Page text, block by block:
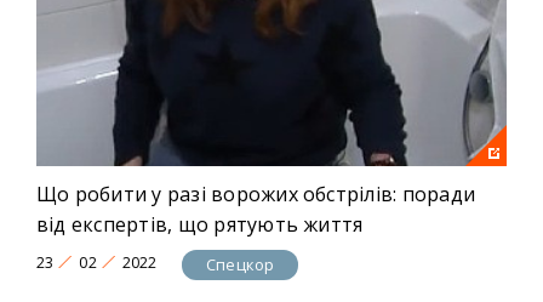
Що робити у разі ворожих обстрілів: поради
від експертів, що рятують життя
23 02 2022 Спецкор